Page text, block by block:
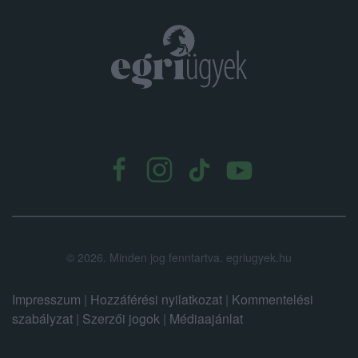
© 2026. Minden jog fenntartva. egriugyek.hu
Impresszum | Hozzáférési nyilatkozat | Kommentelési
szabályzat | Szerzői jogok | Médiaajánlat